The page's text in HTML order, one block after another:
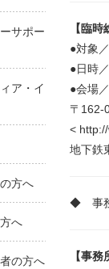
【臨時
●対象／
●日時
●会場
〒162-
<
地下鉄
◆ 事務
【事務
サポー
ア・イ
方へ
へ
の方へ